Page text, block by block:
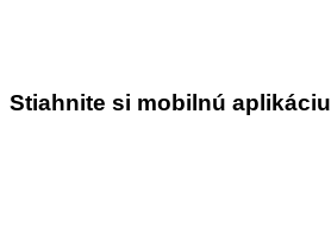
Stiahnite si mobilnú aplikáciu